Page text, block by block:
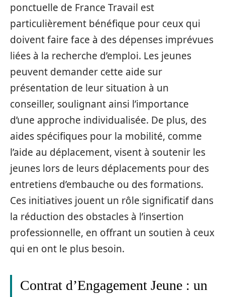
ponctuelle de France Travail est
particulièrement bénéfique pour ceux qui
doivent faire face à des dépenses imprévues
liées à la recherche d’emploi. Les jeunes
peuvent demander cette aide sur
présentation de leur situation à un
conseiller, soulignant ainsi l’importance
d’une approche individualisée. De plus, des
aides spécifiques pour la mobilité, comme
l’aide au déplacement, visent à soutenir les
jeunes lors de leurs déplacements pour des
entretiens d’embauche ou des formations.
Ces initiatives jouent un rôle significatif dans
la réduction des obstacles à l’insertion
professionnelle, en offrant un soutien à ceux
qui en ont le plus besoin.
Contrat d’Engagement Jeune : un